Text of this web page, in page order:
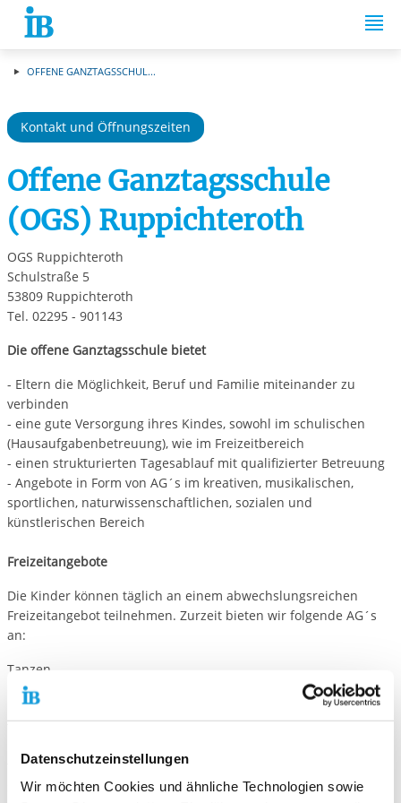
Datenschutzeinstellungen
Wir möchten Cookies und ähnliche Technologien sowie
Springe zum Inhalt
OFFENE GANZTAGSSCHUL...
Kontakt und Öffnungszeiten
Offene Ganztagsschule
(OGS) Ruppichteroth
OGS Ruppichteroth
Schulstraße 5
53809 Ruppichteroth
Tel. 02295 - 901143
Die offene Ganztagsschule bietet
- Eltern die Möglichkeit, Beruf und Familie miteinander zu
verbinden
- eine gute Versorgung ihres Kindes, sowohl im schulischen
(Hausaufgabenbetreuung), wie im Freizeitbereich
- einen strukturierten Tagesablauf mit qualifizierter Betreuung
- Angebote in Form von AG´s im kreativen, musikalischen,
sportlichen, naturwissenschaftlichen, sozialen und
künstlerischen Bereich
Freizeitangebote
Die Kinder können täglich an einem abwechslungsreichen
Freizeitangebot teilnehmen. Zurzeit bieten wir folgende AG´s
an:
Tanzen
Entspannungsgruppe
Basteln
Tae Kwon Do
Stricken